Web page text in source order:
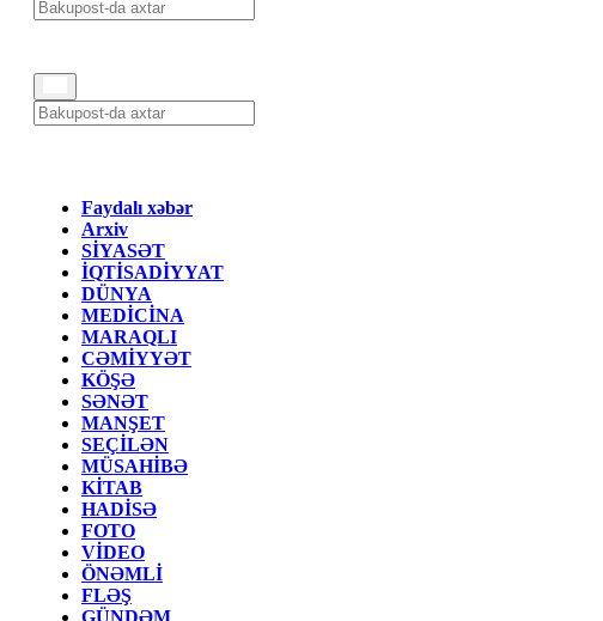
Faydalı xəbər
Arxiv
SİYASƏT
İQTİSADİYYAT
DÜNYA
MEDİCİNA
MARAQLI
CƏMİYYƏT
KÖŞƏ
SƏNƏT
MANŞET
SEÇİLƏN
MÜSAHİBƏ
KİTAB
HADİSƏ
FOTO
VİDEO
ÖNƏMLİ
FLƏŞ
GÜNDƏM